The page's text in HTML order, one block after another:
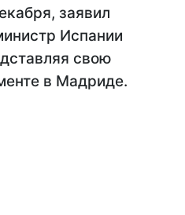
заявил
Испании
свою
в Мадриде.